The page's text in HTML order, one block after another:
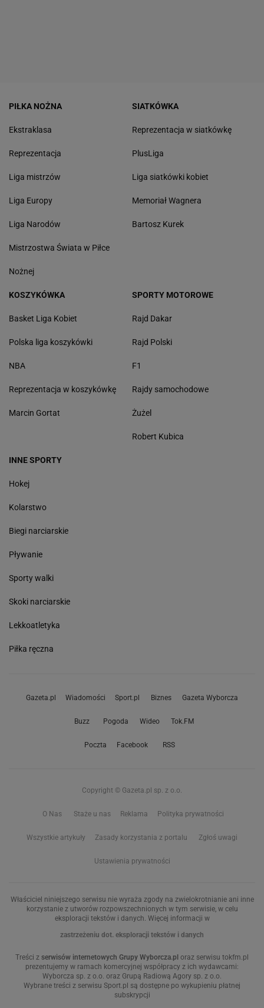
PIŁKA NOŻNA
Ekstraklasa
Reprezentacja
Liga mistrzów
Liga Europy
Liga Narodów
Mistrzostwa Świata w Piłce
Nożnej
SIATKÓWKA
Reprezentacja w siatkówkę
PlusLiga
Liga siatkówki kobiet
Memoriał Wagnera
Bartosz Kurek
KOSZYKÓWKA
Basket Liga Kobiet
Polska liga koszykówki
NBA
Reprezentacja w koszykówkę
Marcin Gortat
SPORTY MOTOROWE
Rajd Dakar
Rajd Polski
F1
Rajdy samochodowe
Żużel
Robert Kubica
INNE SPORTY
Hokej
Kolarstwo
Biegi narciarskie
Pływanie
Sporty walki
Skoki narciarskie
Lekkoatletyka
Piłka ręczna
Gazeta.pl Wiadomości Sport.pl Biznes Gazeta Wyborcza
Buzz Pogoda Wideo Tok.FM
Poczta Facebook RSS
Copyright © Gazeta.pl sp. z o.o.
O Nas Staże u nas Reklama Polityka prywatności
Wszystkie artykuły Zasady korzystania z portalu Zgłoś uwagi
Ustawienia prywatności
Właściciel niniejszego serwisu nie wyraża zgody na zwielokrotnianie ani inne
korzystanie z utworów rozpowszechnionych w tym serwisie, w celu
eksploracji tekstów i danych. Więcej informacji w
zastrzeżeniu dot. eksploracji tekstów i danych
Treści z serwisów internetowych Grupy Wyborcza.pl oraz serwisu tokfm.pl
prezentujemy w ramach komercyjnej współpracy z ich wydawcami:
Wyborcza sp. z o.o. oraz Grupą Radiową Agory sp. z o.o.
Wybrane treści z serwisu Sport.pl są dostępne po wykupieniu płatnej
subskrypcji